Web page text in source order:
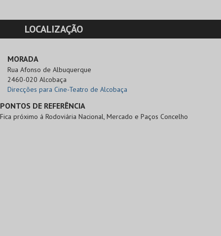
LOCALIZAÇÃO
MORADA
Rua Afonso de Albuquerque
2460-020 Alcobaça
Direcções para Cine-Teatro de Alcobaça
PONTOS DE REFERÊNCIA
Fica próximo á Rodoviária Nacional, Mercado e Paços Concelho